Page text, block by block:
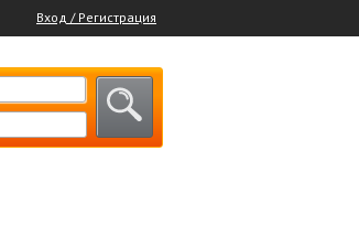
Вход / Регистрация